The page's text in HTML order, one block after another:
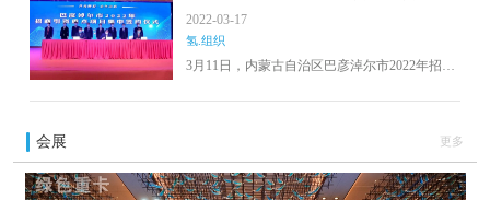
原县，最终抵达临河区，全长258公里，干线管
道235公里、支线管道23公里，管道设计压力6.3
兆帕，全线共有10座阀室和3座场站，最大输气
量每年可达12亿立方米，预计年底完工并投
约，产能7万Nm3/h
2022-03-17
氢.组织
3月11日，内蒙古自治区巴彦淖尔市2022年招商
氢能产业两个相关项目：中国氢能有限公司投
设零碳绿色氢能示范项目，主要包括建设7万
Nm3/h制氢生产线，年产氢气总量约5万吨。
会展 更多